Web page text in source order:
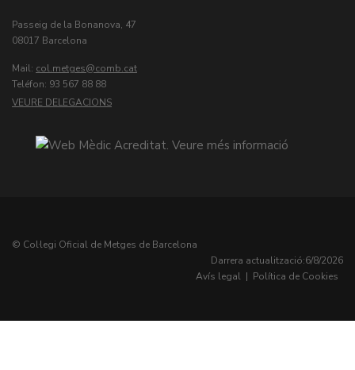
Passeig de la Bonanova, 47
08017 Barcelona
Mail: col.metges
Teléfon: 93 567 88 88
VEURE DELEGACIONS
© Col·legi Oficial de Metges de Barcelona
Darrera actualització:6/8/2026
Avís legal | Política de Cookies